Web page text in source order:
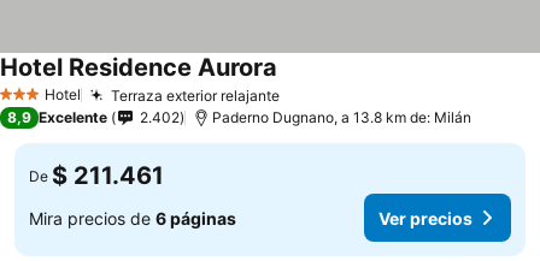
3 Estrellas
Hotel Terraza exterior relajante
Hotel Residence Aurora
8,9 Excelente 2.402 Paderno Dugnano, a 13.8 km de: Milán
De $ 211.461
Mira precios de 6 páginas Ver precios